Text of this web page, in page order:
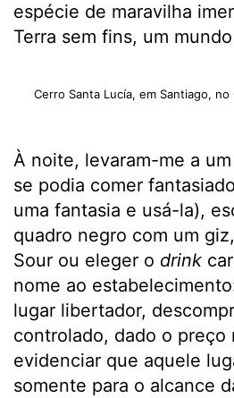
espécie de maravilha
Terra sem fins, um
Cerro Santa Lucía, em Santiago, no
À noite, levaram-me a
se podia comer
uma fantasia e usá-la),
quadro negro com um
Sour ou eleger o drink
nome ao
lugar libertador,
controlado, dado o preço
evidenciar que aquele
somente para o alcance